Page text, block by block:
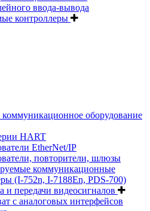
ввода-вывода
контроллеры
оборудование
HART
EtherNet/IP
повторители, шлюзы
коммуникационные
(I-752n, I-7188En, PDS-700)
и передачи видеосигналов
с аналоговых интерфейсов